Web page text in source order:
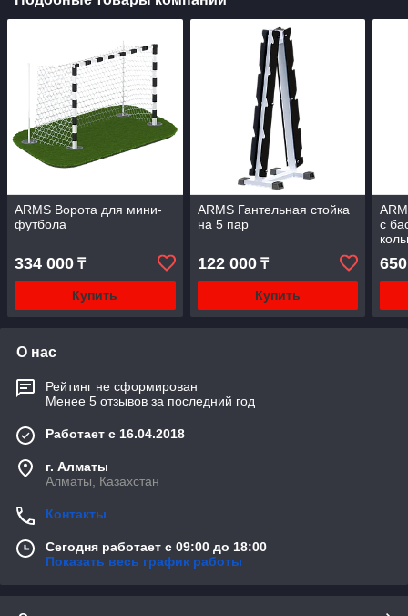
ARMS Ворота для мини-
футбола
334 000 ₸
Купить
ARMS Гантельная стойка
на 5 пар
122 000₸
Купить
с
О нас
Рейтинг не сформирован
Менее 5 отзывов за последний год
Работает с 16.04.2018
г. Алматы
Алматы, Казахстан
Контакты
Сегодня работает с 09:00 до 18:00
Показать весь график работы